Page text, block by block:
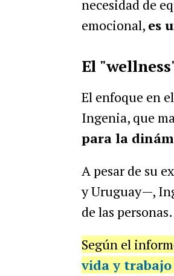
necesidad de
emocional, es
El
El enfoque en
Ingenia, que
para la
A pesar de su
y Uruguay—,
de las personas.
Según el
vida y